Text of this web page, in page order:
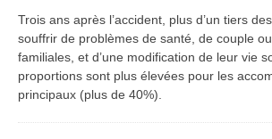
Trois ans après l’accident, plus d’un tiers
souffrir de problèmes de santé, de couple
familiales, et d’une modification de leur vie
proportions sont plus élevées pour les
principaux (plus de 40%).